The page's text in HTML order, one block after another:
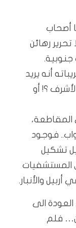
أصحاب
رهائن
جنوبية.
أنه يريد
؟! أو
فوجود
تشكيل
المستشفيات
والأنبار.
العودة الى
فلم